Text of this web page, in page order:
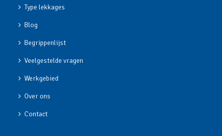
Type lekkages
Blog
Begrippenlijst
Veelgestelde vragen
Werkgebied
Over ons
Contact